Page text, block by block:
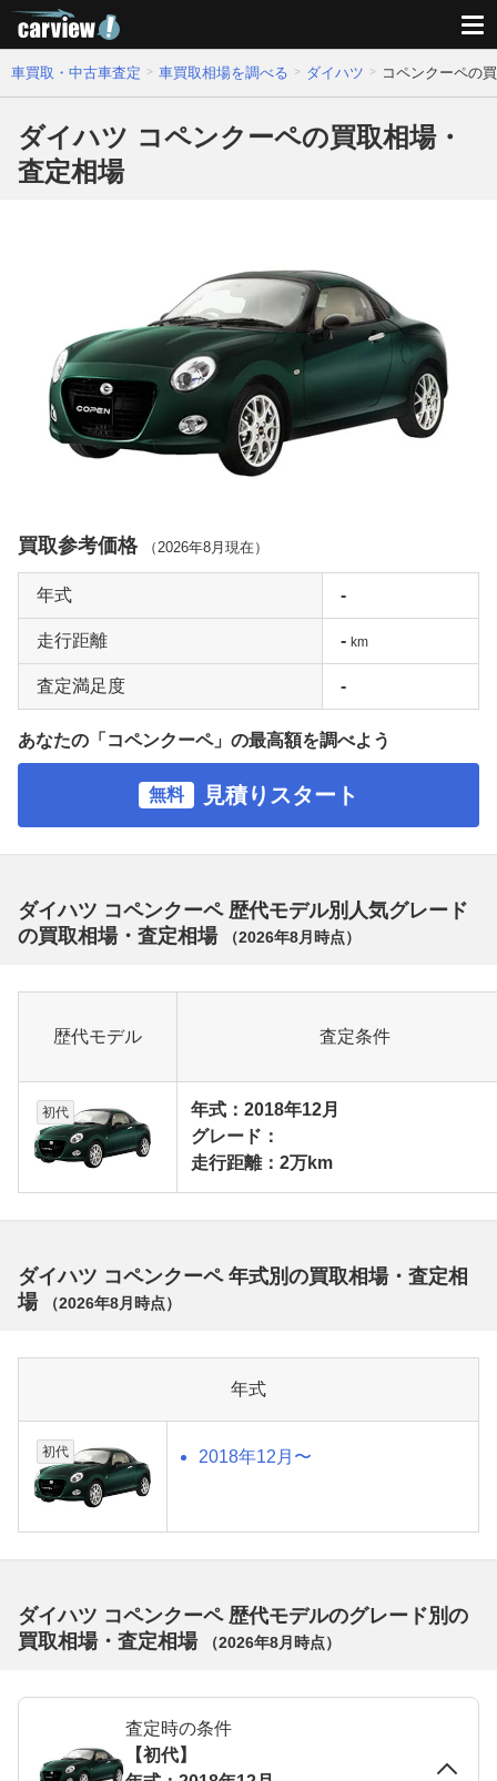
車買取・中古車査定 車買取相場を調べる ダイハツ コペンクーペの
ダイハツ コペンクーペの買取相場・
査定相場
買取参考価格 （ 2026年8月 現在）
年式 -
走行距離 - km
査定満足度 -
あなたの「コペンクーペ」の最高額を調べよう
無料 見積りスタート
ダイハツ コペンクーペ 歴代モデル別人気グレード
の買取相場・査定相場
（2026年8月 時点）
歴代モデル 査定条件
初代
年式：2018年12月
グレード：
走行距離：2万km
ダイハツ コペンクーペ 年式別の買取相場・査定相
場
（2026年8月 時点）
年式
初代 2018年12月〜
ダイハツ コペンクーペ 歴代モデルのグレード別の
買取相場・査定相場
（2026年8月 時点）
査定時の条件
【初代】